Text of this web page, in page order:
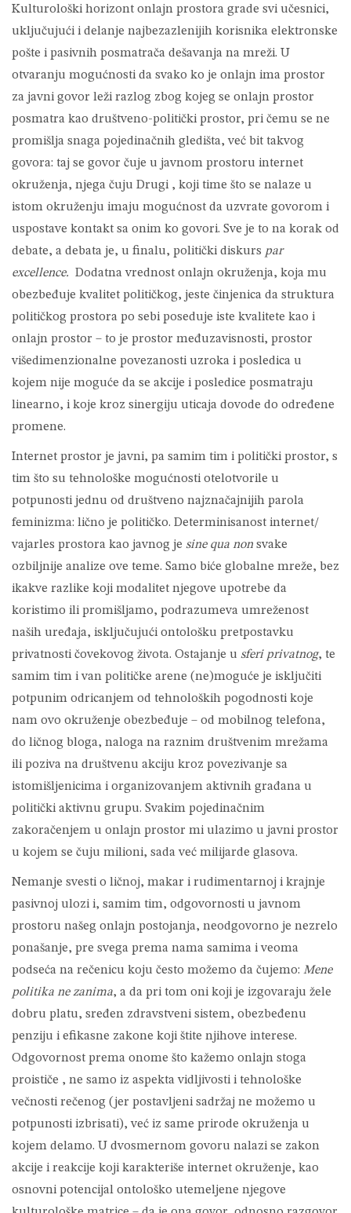
Kulturološki horizont onlajn prostora grade svi učesnici,
uključujući i delanje najbezazlenijih korisnika elektronske
pošte i pasivnih posmatrača dešavanja na mreži. U
otvaranju mogućnosti da svako ko je onlajn ima prostor
za javni govor leži razlog zbog kojeg se onlajn prostor
posmatra kao društveno-politički prostor, pri čemu se ne
promišlja snaga pojedinačnih gledišta, već bit takvog
govora: taj se govor čuje u javnom prostoru internet
okruženja, njega čuju Drugi , koji time što se nalaze u
istom okruženju imaju mogućnost da uzvrate govorom i
uspostave kontakt sa onim ko govori. Sve je to na korak od
debate, a debata je, u finalu, politički diskurs par
excellence. Dodatna vrednost onlajn okruženja, koja mu
obezbeđuje kvalitet političkog, jeste činjenica da struktura
političkog prostora po sebi poseduje iste kvalitete kao i
onlajn prostor – to je prostor međuzavisnosti, prostor
višedimenzionalne povezanosti uzroka i posledica u
kojem nije moguće da se akcije i posledice posmatraju
linearno, i koje kroz sinergiju uticaja dovode do određene
promene.
Internet prostor je javni, pa samim tim i politički prostor, s
tim što su tehnološke mogućnosti otelotvorile u
potpunosti jednu od društveno najznačajnijih parola
feminizma: lično je političko. Determinisanost internet/
vajarles prostora kao javnog je sine qua non svake
ozbiljnije analize ove teme. Samo biće globalne mreže, bez
ikakve razlike koji modalitet njegove upotrebe da
koristimo ili promišljamo, podrazumeva umreženost
naših uređaja, isključujući ontološku pretpostavku
privatnosti čovekovog života. Ostajanje u sferi privatnog, te
samim tim i van političke arene (ne)moguće je isključiti
potpunim odricanjem od tehnoloških pogodnosti koje
nam ovo okruženje obezbeđuje – od mobilnog telefona,
do ličnog bloga, naloga na raznim društvenim mrežama
ili poziva na društvenu akciju kroz povezivanje sa
istomišljenicima i organizovanjem aktivnih građana u
politički aktivnu grupu. Svakim pojedinačnim
zakoračenjem u onlajn prostor mi ulazimo u javni prostor
u kojem se čuju milioni, sada već milijarde glasova.
Nemanje svesti o ličnoj, makar i rudimentarnoj i krajnje
pasivnoj ulozi i, samim tim, odgovornosti u javnom
prostoru našeg onlajn postojanja, neodgovorno je nezrelo
ponašanje, pre svega prema nama samima i veoma
podseća na rečenicu koju često možemo da čujemo: Mene
politika ne zanima, a da pri tom oni koji je izgovaraju žele
dobru platu, sređen zdravstveni sistem, obezbeđenu
penziju i efikasne zakone koji štite njihove interese.
Odgovornost prema onome što kažemo onlajn stoga
proističe , ne samo iz aspekta vidljivosti i tehnološke
večnosti rečenog (jer postavljeni sadržaj ne možemo u
potpunosti izbrisati), već iz same prirode okruženja u
kojem delamo. U dvosmernom govoru nalazi se zakon
akcije i reakcije koji karakteriše internet okruženje, kao
osnovni potencijal ontološko utemeljene njegove